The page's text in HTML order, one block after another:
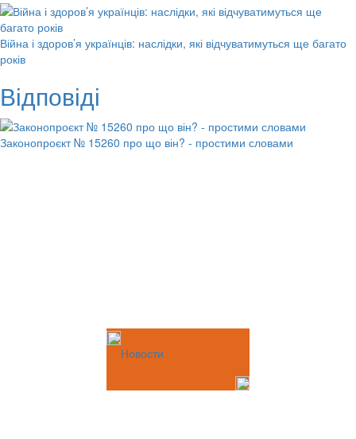
Війна і здоров’я українців: наслідки, які відчуватимуться ще багато
років
Відповіді
Законопроєкт № 15260 про що він? - простими словами
Новости